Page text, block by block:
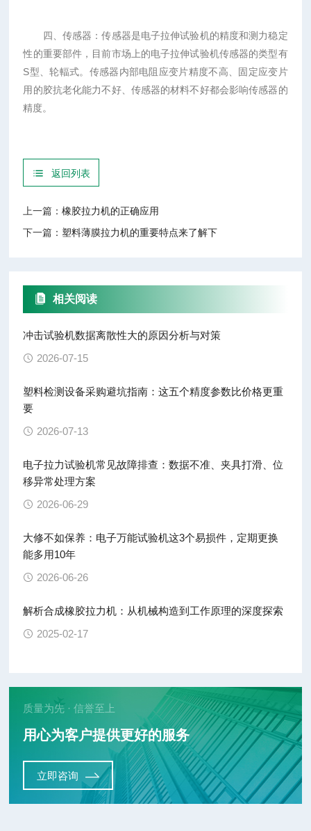
四、传感器：传感器是电子拉伸试验机的精度和测力稳定
性的重要部件，目前市场上的电子拉伸试验机传感器的类型有
S型、轮輻式。传感器内部电阻应变片精度不高、固定应变片
用的胶抗老化能力不好、传感器的材料不好都会影响传感器的
精度。
返回列表
上一篇：橡胶拉力机的正确应用
下一篇： 塑料薄膜拉力机的重要特点来了解下
相关阅读
冲击试验机数据离散性大的原因分析与对策
2026-07-15
塑料检测设备采购避坑指南：这五个精度参数比价格更重
要
2026-07-13
电子拉力试验机常见故障排查：数据不准、夹具打滑、位
移异常处理方案
2026-06-29
大修不如保养：电子万能试验机这3个易损件，定期更换
能多用10年
2026-06-26
解析合成橡胶拉力机：从机械构造到工作原理的深度探索
2025-02-17
质量为先 · 信誉至上
用心为客户提供更好的服务
立即咨询